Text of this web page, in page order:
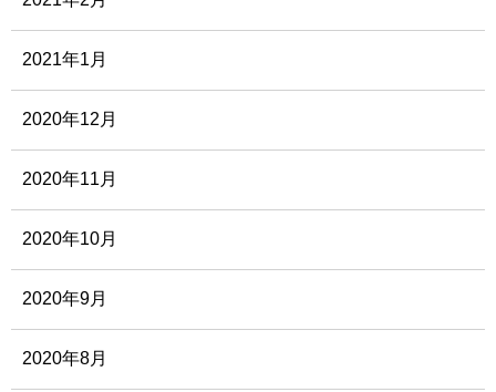
2021年1月
2020年12月
2020年11月
2020年10月
2020年9月
2020年8月